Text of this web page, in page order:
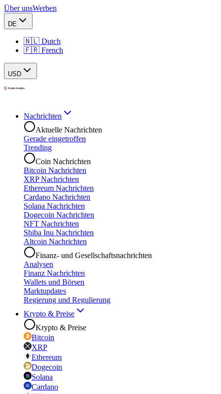
Über unsWerben
DE
🇳🇱 Dutch
🇫🇷 French
USD
Nachrichten
Aktuelle Nachrichten
Gerade eingetroffen
Trending
Coin Nachrichten
Bitcoin Nachrichten
XRP Nachrichten
Ethereum Nachrichten
Cardano Nachrichten
Solana Nachrichten
Dogecoin Nachrichten
NFT Nachrichten
Shiba Inu Nachrichten
Altcoin Nachrichten
Finanz- und Gesellschaftsnachrichten
Analysen
Finanz Nachrichten
Wallets und Börsen
Marktupdates
Regierung und Regulierung
Krypto & Preise
Krypto & Preise
Bitcoin
XRP
Ethereum
Dogecoin
Solana
Cardano